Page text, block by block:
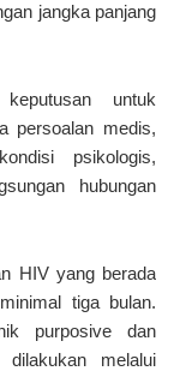
jangka panjang
untuk
persoalan medis,
psikologis,
hubungan
HIV yang berada
tiga bulan.
purposive dan
melalui